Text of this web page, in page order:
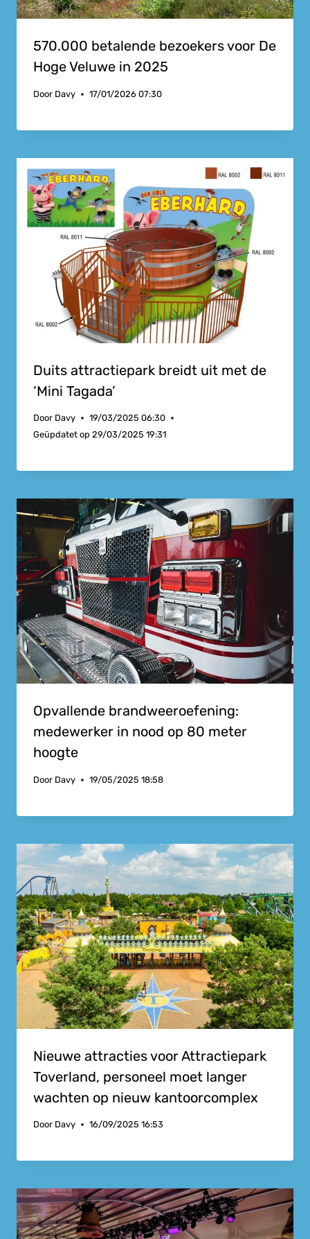
570.000 betalende bezoekers voor De
Hoge Veluwe in 2025
Door Davy 17/01/2026 07:30
Duits attractiepark breidt uit met de
‘Mini Tagada’
Door Davy
19/03/2025 06:30
Geüpdatet op 29/03/2025 19:31
Opvallende brandweeroefening:
medewerker in nood op 80 meter
hoogte
Door Davy 19/05/2025 18:58
Nieuwe attracties voor Attractiepark
Toverland, personeel moet langer
wachten op nieuw kantoorcomplex
Door Davy 16/09/2025 16:53